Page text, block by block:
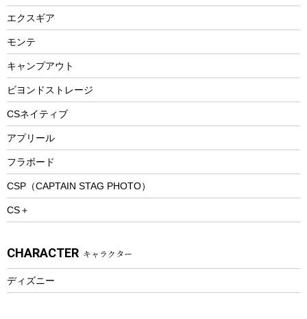
トレー
ランチョンマット
ランチボックス
エアーポンプ
ビーチテント
ウィンター
スノーシュー
防寒ウェア
トレッキング
トレッキングアクセサリー
プレイグッズ
ウェルネス
ウェア、タオル
ウェア
エクスギア
モンテ
キャンプアウト
ビヨンドストレージ
CSネイティブ
アプリール
フラボード
CSP（CAPTAIN STAG PHOTO）
CS＋
CHARACTER キャラクター
ディズニー